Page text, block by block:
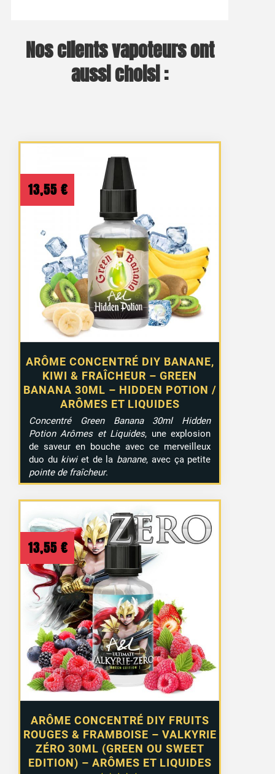
Nos clients vapoteurs ont
aussi choisi :
ARÔME CONCENTRÉ DIY BANANE,
KIWI & FRAÎCHEUR – GREEN
BANANA 30ML – HIDDEN POTION /
ARÔMES ET LIQUIDES
13,55 €
Concentré Green Banana 30ml Hidden
Potion Arômes et Liquides, une explosion
de saveur en bouche avec ce merveilleux
duo du kiwiet de la banane, avec ça petite
pointe de fraîcheur.
ARÔME CONCENTRÉ DIY FRUITS
ROUGES & FRAMBOISE – VALKYRIE
ZÉRO 30ML (GREEN OU SWEET
EDITION) – ARÔMES ET LIQUIDES
13,55 €